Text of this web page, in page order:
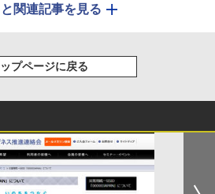
と関連記事を見る
ップページに戻る